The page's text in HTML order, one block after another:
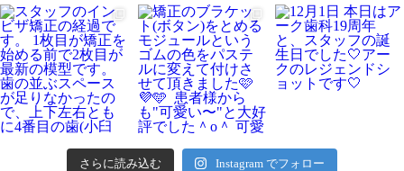
さらに読み込む Instagram でフォロー